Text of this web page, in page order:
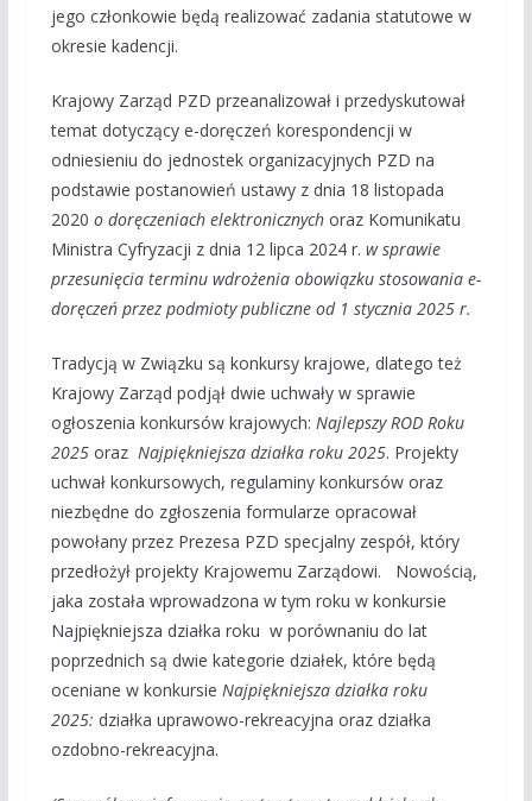
jego członkowie będą realizować zadania statutowe w
okresie kadencji.
Krajowy Zarząd PZD przeanalizował i przedyskutował
temat dotyczący e-doręczeń korespondencji w
odniesieniu do jednostek organizacyjnych PZD na
podstawie postanowień ustawy z dnia 18 listopada
2020 o doręczeniach elektronicznychoraz Komunikatu
Ministra Cyfryzacji z dnia 12 lipca 2024 r. w sprawie
przesunięcia terminu wdrożenia obowiązku stosowania e-
doręczeń przez podmioty publiczne od 1 stycznia 2025 r.
Tradycją w Związku są konkursy krajowe, dlatego też
Krajowy Zarząd podjął dwie uchwały w sprawie
ogłoszenia konkursów krajowych: Najlepszy ROD Roku
2025oraz Najpiękniejsza działka roku 2025. Projekty
uchwał konkursowych, regulaminy konkursów oraz
niezbędne do zgłoszenia formularze opracował
powołany przez Prezesa PZD specjalny zespół, który
przedłożył projekty Krajowemu Zarządowi. Nowością,
jaka została wprowadzona w tym roku w konkursie
Najpiękniejsza działka roku w porównaniu do lat
poprzednich są dwie kategorie działek, które będą
oceniane w konkursie Najpiękniejsza działka roku
2025: działka uprawowo-rekreacyjna oraz działka
ozdobno-rekreacyjna.